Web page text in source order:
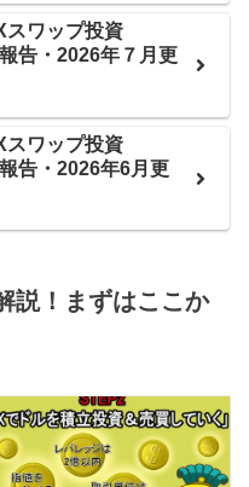
スワップ投資
告・2026年７月更
スワップ投資
告・2026年6月更
説！まずはここか